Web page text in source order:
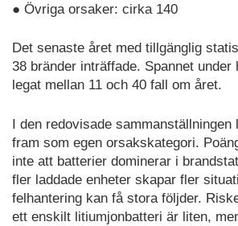
● Övriga orsaker: cirka 140
Det senaste året med tillgänglig
38 bränder inträffade. Spannet under
legat mellan 11 och 40 fall om året.
I den redovisade
fram som egen orsakskategori.
inte att batterier dominerar i
fler laddade enheter skapar fler
felhantering kan få stora följder.
ett enskilt litiumjonbatteri är liten,